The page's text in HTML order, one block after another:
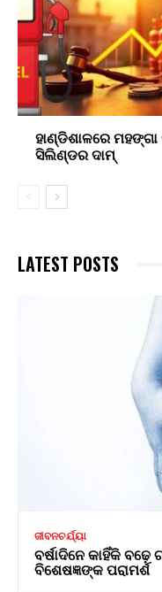
ହାଣ୍ଡିଶାଳରେ
ସିଲିଣ୍ଡର ଦାମ୍
LATEST POSTS
ଜୀବନଚର୍ଯ୍ୟା
ବର୍ଷାଦିନେ କାହିଁକି
ବିଶେଷଜ୍ଞଙ୍କ ପରାମର୍ଶ